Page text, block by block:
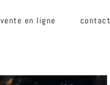
vente en ligne contact